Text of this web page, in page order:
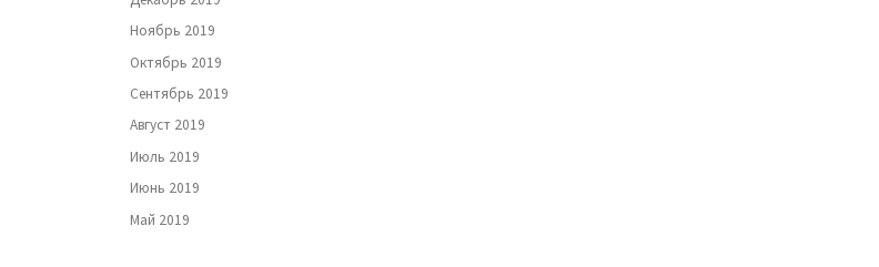
Ноябрь 2019
Октябрь 2019
Сентябрь 2019
Август 2019
Июль 2019
Июнь 2019
Май 2019